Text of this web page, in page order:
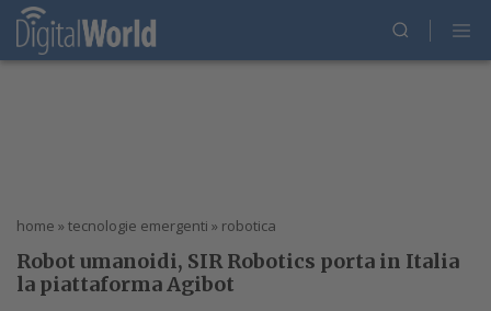
home » tecnologie emergenti » robotica
Robot umanoidi, SIR Robotics porta in Italia
la piattaforma Agibot